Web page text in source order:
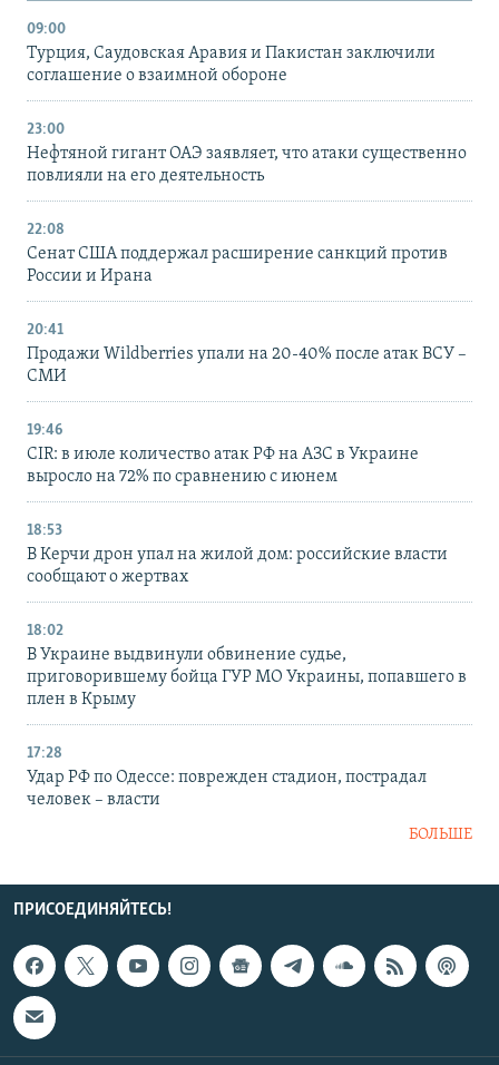
09:00
Турция, Саудовская Аравия и Пакистан заключили
соглашение о взаимной обороне
23:00
Нефтяной гигант ОАЭ заявляет, что атаки существенно
повлияли на его деятельность
22:08
Сенат США поддержал расширение санкций против
России и Ирана
20:41
Продажи Wildberries упали на 20-40% после атак ВСУ –
СМИ
19:46
CIR: в июле количество атак РФ на АЗС в Украине
выросло на 72% по сравнению с июнем
18:53
В Керчи дрон упал на жилой дом: российские власти
сообщают о жертвах
18:02
В Украине выдвинули обвинение судье,
приговорившему бойца ГУР МО Украины, попавшего в
плен в Крыму
17:28
Удар РФ по Одессе: поврежден стадион, пострадал
человек – власти
БОЛЬШЕ
ПРИСОЕДИНЯЙТЕСЬ!